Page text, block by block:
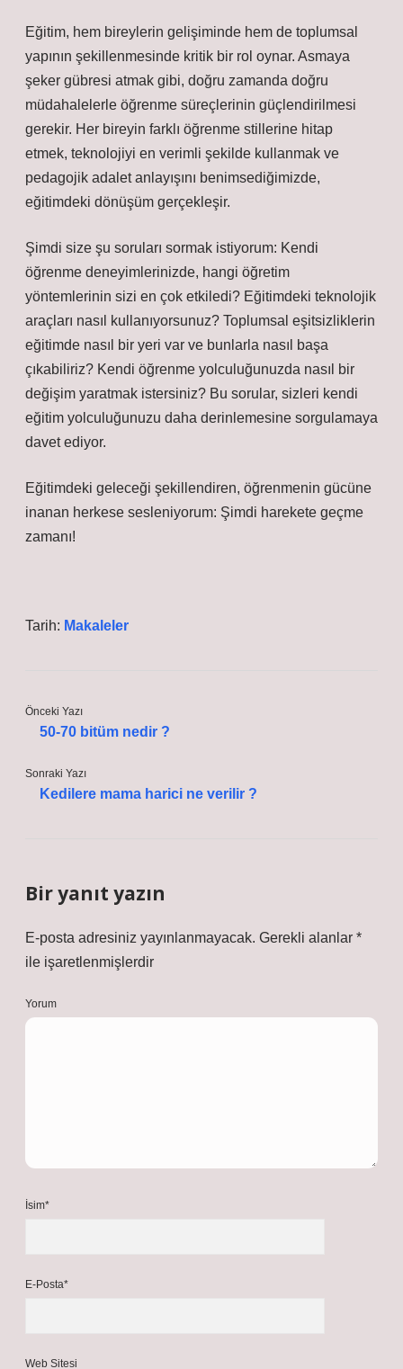
Eğitim, hem bireylerin gelişiminde hem de toplumsal
yapının şekillenmesinde kritik bir rol oynar. Asmaya
şeker gübresi atmak gibi, doğru zamanda doğru
müdahalelerle öğrenme süreçlerinin güçlendirilmesi
gerekir. Her bireyin farklı öğrenme stillerine hitap
etmek, teknolojiyi en verimli şekilde kullanmak ve
pedagojik adalet anlayışını benimsediğimizde,
eğitimdeki dönüşüm gerçekleşir.
Şimdi size şu soruları sormak istiyorum: Kendi
öğrenme deneyimlerinizde, hangi öğretim
yöntemlerinin sizi en çok etkiledi? Eğitimdeki teknolojik
araçları nasıl kullanıyorsunuz? Toplumsal eşitsizliklerin
eğitimde nasıl bir yeri var ve bunlarla nasıl başa
çıkabiliriz? Kendi öğrenme yolculuğunuzda nasıl bir
değişim yaratmak istersiniz? Bu sorular, sizleri kendi
eğitim yolculuğunuzu daha derinlemesine sorgulamaya
davet ediyor.
Eğitimdeki geleceği şekillendiren, öğrenmenin gücüne
inanan herkese sesleniyorum: Şimdi harekete geçme
zamanı!
Tarih: Makaleler
Önceki Yazı
50-70 bitüm nedir ?
Sonraki Yazı
Kedilere mama harici ne verilir ?
Bir yanıt yazın
E-posta adresiniz yayınlanmayacak. Gerekli alanlar *
ile işaretlenmişlerdir
Yorum
İsim*
E-Posta*
Web Sitesi